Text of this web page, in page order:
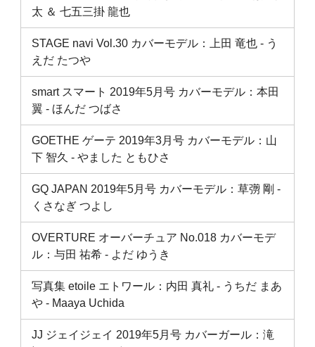
太 ＆ 七五三掛 龍也
STAGE navi Vol.30 カバーモデル：上田 竜也 ‐ う
えだ たつや
smart スマート 2019年5月号 カバーモデル：本田
翼 ‐ ほんだ つばさ
GOETHE ゲーテ 2019年3月号 カバーモデル：山
下 智久 ‐ やました ともひさ
GQ JAPAN 2019年5月号 カバーモデル：草彅 剛 ‐
くさなぎ つよし
OVERTURE オーバーチュア No.018 カバーモデ
ル：与田 祐希 ‐ よだ ゆうき
写真集 etoile エトワール：内田 真礼 ‐ うちだ まあ
や ‐ Maaya Uchida
JJ ジェイジェイ 2019年5月号 カバーガール：滝